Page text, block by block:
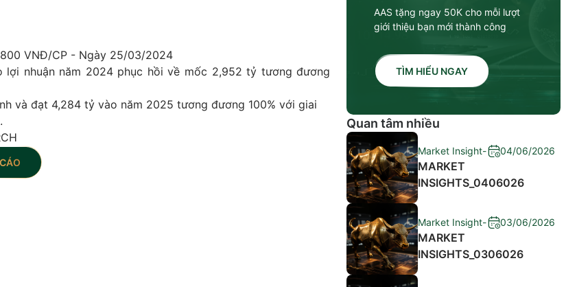
VNĐ/CP - Ngày 25/03/2024
lợi nhuận năm 2024 phục hồi về mốc 2,952 tỷ tương đương
và đạt 4,284 tỷ vào năm 2025 tương đương 100% với giai
AAS tặng ngay 50K cho mỗi lượt
giới thiệu bạn mới thành công
TÌM HIỂU NGAY
Quan tâm nhiều
Market Insight- 04/06/2026
MARKET
INSIGHTS_0406026
Market Insight- 03/06/2026
MARKET
INSIGHTS_0306026